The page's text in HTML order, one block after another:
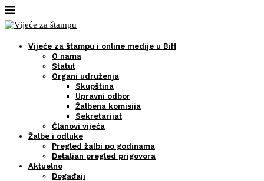
Vijeće za štampu i online medije u BiH
O nama
Statut
Organi udruženja
Skupština
Upravni odbor
Žalbena komisija
Sekretarijat
Članovi vijeća
Žalbe i odluke
Pregled žalbi po godinama
Detaljan pregled prigovora
Aktuelno
Događaji